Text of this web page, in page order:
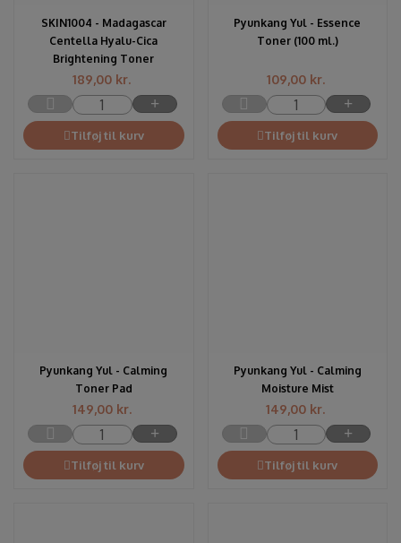
SKIN1004 - Madagascar
Centella Hyalu-Cica
Brightening Toner
189,00 kr.
Tilføj til kurv
Pyunkang Yul - Essence
Toner (100 ml.)
109,00 kr.
Tilføj til kurv
Pyunkang Yul - Calming
Toner Pad
149,00 kr.
Tilføj til kurv
Pyunkang Yul - Calming
Moisture Mist
149,00 kr.
Tilføj til kurv